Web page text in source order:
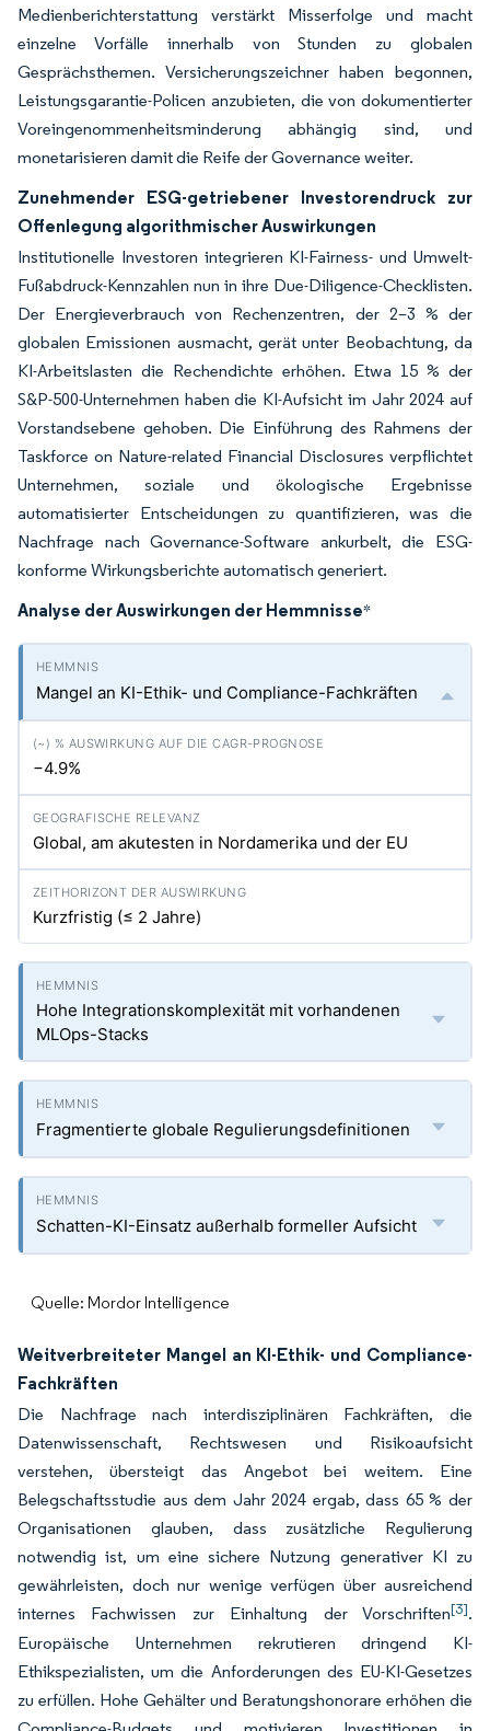
Medienberichterstattung verstärkt Misserfolge und macht
einzelne Vorfälle innerhalb von Stunden zu globalen
Gesprächsthemen. Versicherungszeichner haben begonnen,
Leistungsgarantie-Policen anzubieten, die von dokumentierter
Voreingenommenheitsminderung abhängig sind, und
monetarisieren damit die Reife der Governance weiter.
Zunehmender ESG-getriebener Investorendruck zur
Offenlegung algorithmischer Auswirkungen
Institutionelle Investoren integrieren KI-Fairness- und Umwelt-
Fußabdruck-Kennzahlen nun in ihre Due-Diligence-Checklisten.
Der Energieverbrauch von Rechenzentren, der 2–3 % der
globalen Emissionen ausmacht, gerät unter Beobachtung, da
KI-Arbeitslasten die Rechendichte erhöhen. Etwa 15 % der
S&P-500-Unternehmen haben die KI-Aufsicht im Jahr 2024 auf
Vorstandsebene gehoben. Die Einführung des Rahmens der
Taskforce on Nature-related Financial Disclosures verpflichtet
Unternehmen, soziale und ökologische Ergebnisse
automatisierter Entscheidungen zu quantifizieren, was die
Nachfrage nach Governance-Software ankurbelt, die ESG-
konforme Wirkungsberichte automatisch generiert.
Analyse der Auswirkungen der Hemmnisse*
Mangel an KI-Ethik- und Compliance-Fachkräften
−4.9%
Global, am akutesten in Nordamerika und der EU
Kurzfristig (≤ 2 Jahre)
Hohe Integrationskomplexität mit vorhandenen
MLOps-Stacks
Fragmentierte globale Regulierungsdefinitionen
Schatten-KI-Einsatz außerhalb formeller Aufsicht
Quelle: Mordor Intelligence
Weitverbreiteter Mangel an KI-Ethik- und Compliance-
Fachkräften
Die Nachfrage nach interdisziplinären Fachkräften, die
Datenwissenschaft, Rechtswesen und Risikoaufsicht
verstehen, übersteigt das Angebot bei weitem. Eine
Belegschaftsstudie aus dem Jahr 2024 ergab, dass 65 % der
Organisationen glauben, dass zusätzliche Regulierung
notwendig ist, um eine sichere Nutzung generativer KI zu
gewährleisten, doch nur wenige verfügen über ausreichend
internes Fachwissen zur Einhaltung der Vorschriften[3].
Europäische Unternehmen rekrutieren dringend KI-
Ethikspezialisten, um die Anforderungen des EU-KI-Gesetzes
zu erfüllen. Hohe Gehälter und Beratungshonorare erhöhen die